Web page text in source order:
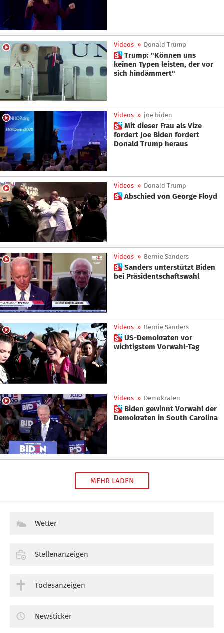
Videos » Donald Trump
 Trump: "Können uns
keinen Typen leisten, der vor
sich hindämmert"
Videos » joe biden
 Mit dieser Frau als Vize
fordert Joe Biden fordert
Donald Trump heraus
Videos » Donald Trump
 Abschied von George Floyd
Videos » Bernie Sanders
 Sanders unterstützt Biden
bei Präsidentschaftswahl
Videos » Bernie Sanders
 US-Demokraten vor
wichtigstem Vorwahl-Tag
Videos » Demokraten
 Biden gewinnt Vorwahl der
Demokraten in South Carolina
MEHR LADEN
Wetter
Stellenanzeigen
Todesanzeigen
Newsticker